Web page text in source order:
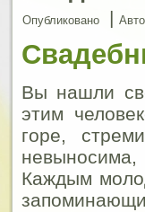
Опубликовано |
Вы нашли
этим
горе,
Каждым